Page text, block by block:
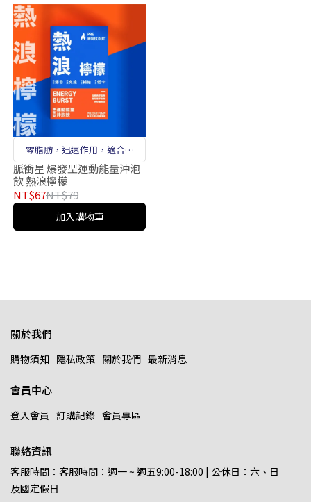
零脂肪，迅速作用，適合前
30分鐘補充
脈衝星 爆發型運動能量沖泡
飲 熱浪檸檬
NT$67NT$79
加入購物車
關於我們
購物須知 隱私政策 關於我們 最新消息
會員中心
登入會員 訂購記錄 會員專區
聯絡資訊
客服時間：客服時間：週一 ~ 週五9:00-18:00 | 公休日：六、日
及國定假日